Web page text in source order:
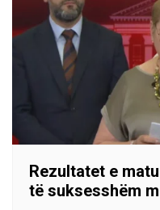
Rezultatet e
të suksesshëm